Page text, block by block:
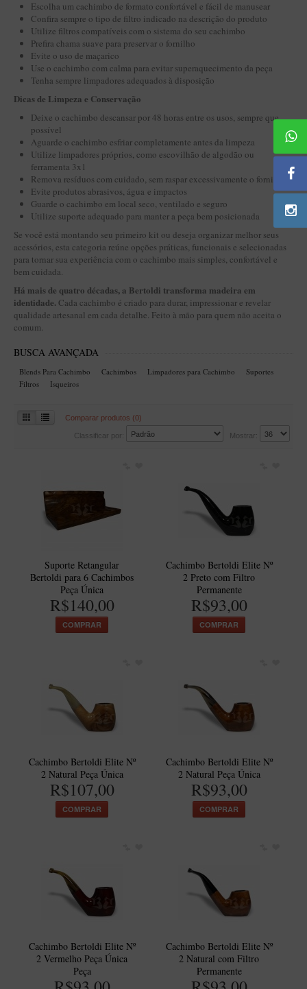
BLENDS
Blend Kumbaya
Blends Para Cachimbo
Blends Para Enrolar
Cândido Giovanella
D'ora
Doctor Pipe
Geróss
Irlandez
Nacionais
Sasso
Havana
Finamore
LINHA IDELFONSO BERTOLDI
Artesão Idelfonso Bertoldi
Suporte Churchwarden
Suporte Redondo
Cachimbos com Anel
Cachimbos Mini
Elite Nº 2
Elite Polido
Giovanni Encerado
Itália Encerado
Caboclo - 7 Voltas
Cachimbeco
Fiore
Giovanni
New Rose
Petrus
Escolha um cachimbo de formato confortável e fácil de manusear
Confira sempre o tipo de filtro indicado na descrição do produto
Utilize filtros compatíveis com o sistema do seu cachimbo
Prefira chama suave para preservar o fornilho
Evite o uso de maçarico
Use o cachimbo com calma para evitar superaquecimento da peça
Tenha sempre limpadores adequados à disposição
Dicas de Limpeza e Conservação
Deixe o cachimbo descansar por 48 horas entre os usos, sempre que
possível
Aguarde o cachimbo esfriar completamente antes da limpeza
Utilize limpadores próprios, como escovilhão de algodão ou
ferramenta 3x1
Remova resíduos com cuidado, sem raspar excessivamente o fornilho
Evite produtos abrasivos, água e impactos
Guarde o cachimbo em local seco, ventilado e seguro
Utilize suporte adequado para manter a peça bem posicionada
Se você está montando seu primeiro kit ou deseja organizar melhor seus
acessórios, esta categoria reúne opções práticas, funcionais e selecionadas
para tornar sua experiência com o cachimbo mais simples, confortável e
bem cuidada.
Há mais de quatro décadas, a Bertoldi transforma madeira em
identidade. Cada cachimbo é criado para durar, impressionar e revelar
qualidade artesanal em cada detalhe. Feito à mão para quem não aceita o
comum.
BUSCA AVANÇADA
Blends Para Cachimbo Cachimbos Limpadores para Cachimbo
Suportes
Filtros
Isqueiros
Comparar produtos (0)
Classificar por: Mostrar:
Suporte Retangular
Bertoldi para 6 Cachimbos
Peça Única
R$140,00
COMPRAR
Cachimbo Bertoldi Elite Nº
2 Preto com Filtro
Permanente
R$93,00
COMPRAR
Cachimbo Bertoldi Elite Nº
2 Natural Peça Única
R$107,00
COMPRAR
Cachimbo Bertoldi Elite Nº
2 Natural Peça Única
R$93,00
COMPRAR
Cachimbo Bertoldi Elite Nº
2 Vermelho Peça Única
Peça
Cachimbo Bertoldi Elite Nº
2 Natural com Filtro
Permanente